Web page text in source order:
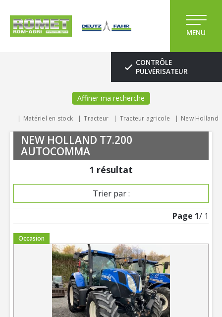
MENU
CONTRÔLE
PULVÉRISATEUR
Affiner ma recherche
Matériel en stock Tracteur Tracteur agricole New Holland
NEW HOLLAND T7.200
AUTOCOMMA
1 résultat
Trier par :
Page 1/ 1
Occasion